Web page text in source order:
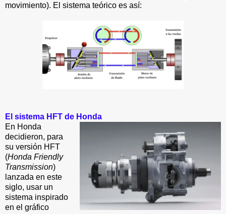
movimiento). El sistema teórico es así:
El sistema HFT de Honda
En Honda
decidieron, para
su versión HFT
(Honda Friendly
Transmission)
lanzada en este
siglo, usar un
sistema inspirado
en el gráfico